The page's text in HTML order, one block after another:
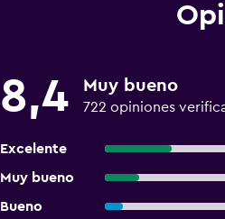
8,4 Muy bueno
722 opiniones
Excelente
Muy bueno
Bueno